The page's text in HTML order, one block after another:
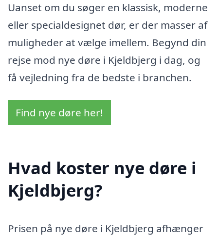
Uanset om du søger en klassisk, moderne
eller specialdesignet dør, er der masser af
muligheder at vælge imellem. Begynd din
rejse mod nye døre i Kjeldbjerg i dag, og
få vejledning fra de bedste i branchen.
Find nye døre her!
Hvad koster nye døre i
Kjeldbjerg?
Prisen på nye døre i Kjeldbjerg afhænger